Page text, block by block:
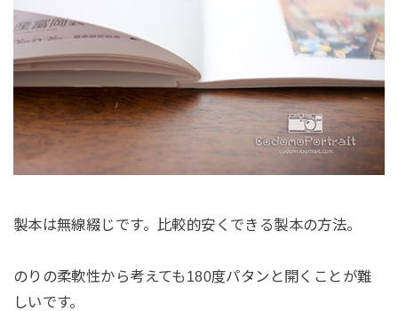
製本は無線綴じです。比較的安くできる製本の方法。
のりの柔軟性から考えても180度パタンと開くことが難
しいです。